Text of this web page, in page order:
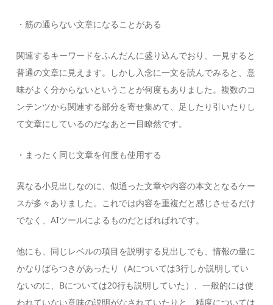
・筋の通らない文章になることがある
関連するキーワードをふんだんに盛り込んでおり、一見すると
普通の文章に見えます。しかし入念に一文を読んでみると、意
味がよく分からないということが何度もありました。複数のコ
ンテンツから関連する部分を寄せ集めて、足したり引いたりし
て文章にしているのだなあと一目瞭然です。
・まったく同じ文章を何度も使用する
異なる小見出しなのに、似通った文章や内容の本文となるケー
スが多々ありました。これでは内容を重複だと感じさせるだけ
でなく、AIツールによるものだとばればれです。
他にも、同じレベルの項目を説明する見出しでも、情報の量に
かなりばらつきがあったり（Aについては3行しか説明してい
ないのに、Bについては20行も説明していた）、一般的には使
われていない意味の説明がなされていたりと、精度については